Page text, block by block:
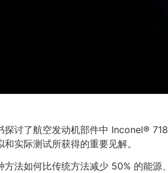
探讨了航空发动机部件中 Inconel®
和实际测试所获得的重要见解。
方法如何比传统方法减少 50% 的能